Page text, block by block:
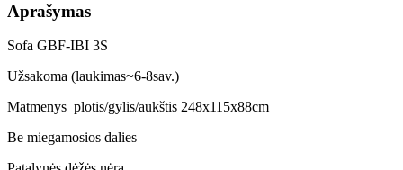
Aprašymas
Sofa GBF-IBI 3S
Užsakoma (laukimas~6-8sav.)
Matmenys plotis/gylis/aukštis 248x115x88cm
Be miegamosios dalies